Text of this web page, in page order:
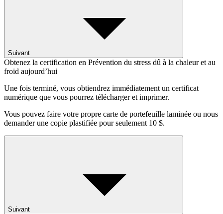
Suivant
Obtenez la certification en Prévention du stress dû à la chaleur et au
froid aujourd’hui
Une fois terminé, vous obtiendrez immédiatement un certificat
numérique que vous pourrez télécharger et imprimer.
Vous pouvez faire votre propre carte de portefeuille laminée ou nous
demander une copie plastifiée pour seulement 10 $.
Suivant